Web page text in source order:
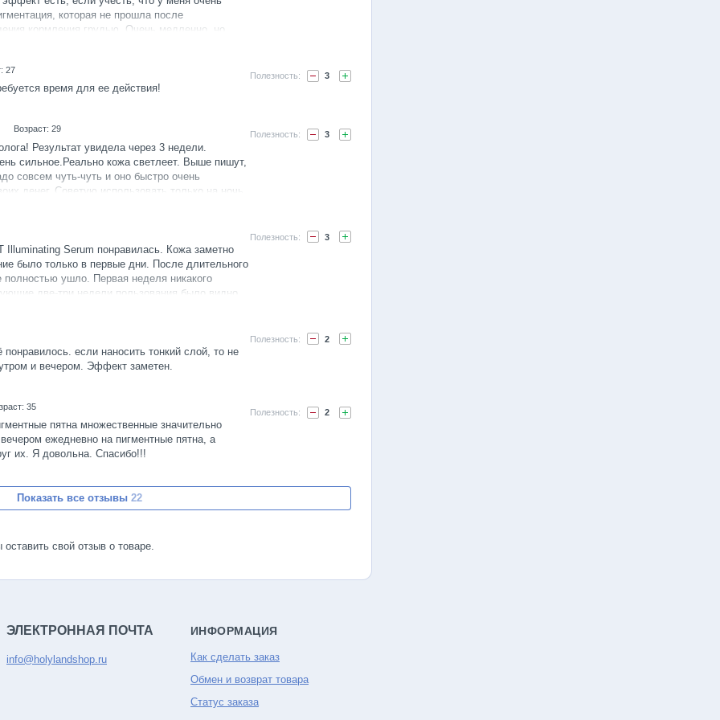
которая не прошла после
кормления грудью. Очень медленно, но
Starting Lotion, думаю, он тоже
сыворотку наношу только на ночь, так как у
3
27
время для ее действия!
3
Возраст: 29
Результат увидела через 3 недели.
сильное.Реально кожа светлеет. Выше пишут,
совсем чуть-чуть и оно быстро очень
денег. Советую использовать только на ночь
3
Illuminating Serum понравилась. Кожа заметно
было только в первые дни. После длительного
ушло. Первая неделя никакого
две-три недели пользования было видно
никакого эффекта. Пятна не уходят. То есть
ждать. Поверхностные слои эта сыворотка
косметологу на более серьезные процедуры. в
лучше. Наношу тонак, пятна еще видны, но
можно жить. Зимой в салон. Да, но помимо
раз в неделю 05 Meline pigment home mask
шелушение от нее, но вместе они работали
2
если наносить тонкий слой, то не
и вечером. Эффект заметен.
2
35
пятна множественные значительно
ежедневно на пигментные пятна, а
их. Я довольна. Спасибо!!!
Показать все отзывы 22
оставить свой отзыв о товаре.
ЭЛЕКТРОННАЯ ПОЧТА
info@holylandshop.ru
ИНФОРМАЦИЯ
Как сделать заказ
Обмен и возврат товара
Статус заказа